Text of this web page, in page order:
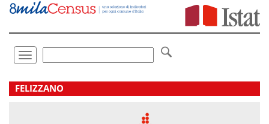
Vai
direttamente
Toggle
navigation
.
FELIZZANO